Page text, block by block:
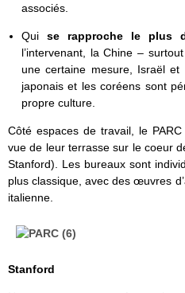
associés.
Quise rapproche le plus
l’intervenant, la Chine –
une certaine mesure, Israël
japonais et les coréens sont
propre culture.
Côté espaces de travail, le
vue de leur terrasse sur le coeur
Stanford). Les bureaux sont
plus classique, avec des œuvres
italienne.
Stanford